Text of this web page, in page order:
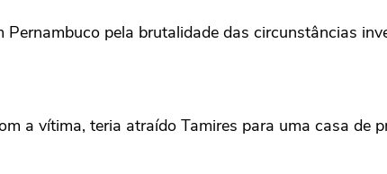
pela brutalidade das circunstâncias
a vítima, teria atraído Tamires para uma casa de